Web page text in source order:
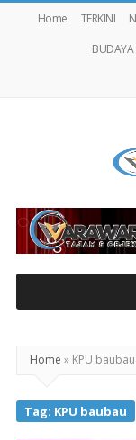
Home TERKINI
BUDAYA
Home » KPU baubau
Tag: KPU baubau